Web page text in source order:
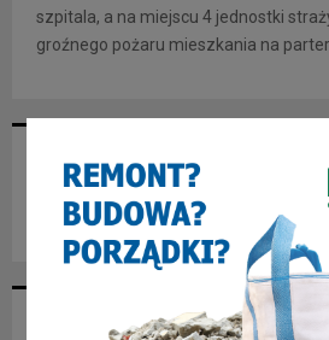
szpitala, a na miejscu 4 jednostki
groźnego pożaru mieszkania na
NASZ FACEBOOK
NASZ YOUTUBE